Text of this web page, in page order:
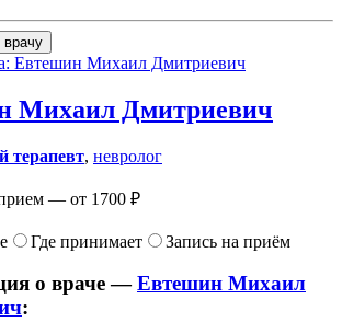
врачу
Михаил Дмитриевич
терапевт, невролог
— от 1700 ₽
Где принимает Запись на приём
о враче —Евтешин Михаил
: